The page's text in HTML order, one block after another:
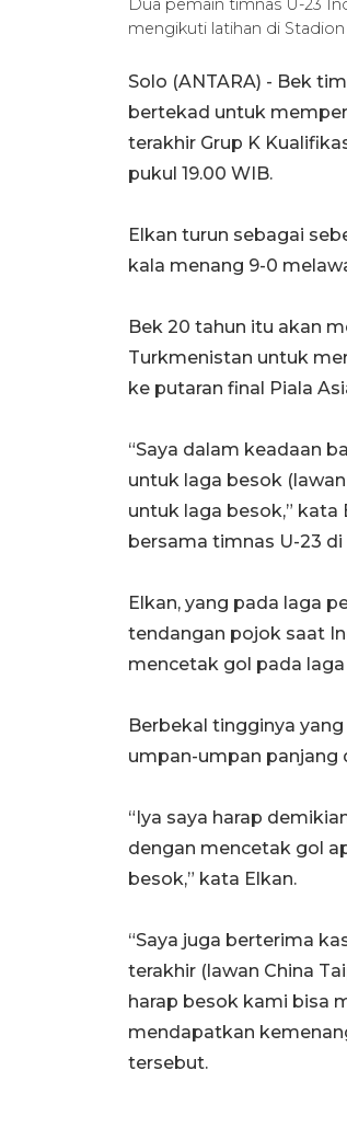
Dua pemain timnas U-23
mengikuti latihan di Stadion
Solo (ANTARA) - Bek
bertekad untuk
terakhir Grup K
pukul 19.00 WIB.
Elkan turun sebagai
kala menang 9-0
Bek 20 tahun itu akan
Turkmenistan untuk
ke putaran final Piala
“Saya dalam keadaan
untuk laga besok
untuk laga besok,”
bersama timnas U-23 di
Elkan, yang pada laga
tendangan pojok saat
mencetak gol pada
Berbekal tingginya
umpan-umpan panjang
“Iya saya harap
dengan mencetak gol
besok,” kata Elkan.
“Saya juga berterima
terakhir (lawan China
harap besok kami bisa
mendapatkan
tersebut.